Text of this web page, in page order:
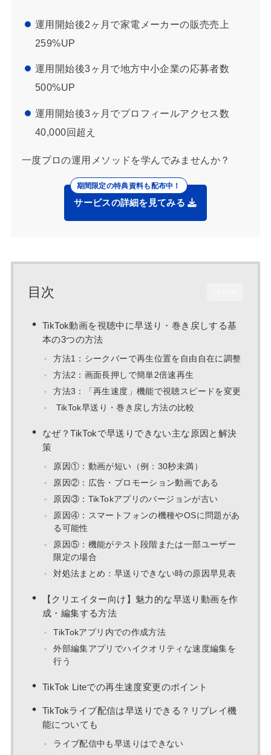
運用開始後2ヶ月で家電メーカーの販売売上
259%UP
運用開始後3ヶ月で地方中小企業の応募者数
500%UP
運用開始後3ヶ月でプロフィールアクセス数
40,000回超え
一度プロの運用メソッドを学んでみませんか？
サービスの詳細を見てみる
目次
TikTok動画を視聴中に早送り・巻き戻しする基
本の3つの方法
方法1：シークバーで再生位置を自由自在に調整
方法2：画面長押しで簡単2倍速再生
方法3：「再生速度」機能で視聴スピードを変更
TikTok早送り・巻き戻し方法の比較
なぜ？TikTokで早送りできない主な原因と解決
策
原因①：動画が短い（例：30秒未満）
原因②：広告・プロモーション動画である
原因③：TikTokアプリのバージョンが古い
原因④：スマートフォンの機種やOSに問題があ
る可能性
原因⑤：機能がテスト段階または一部ユーザー
限定の場合
対処法まとめ：早送りできない時の原因早見表
【クリエイター向け】魅力的な早送り動画を作
成・編集する方法
TikTokアプリ内での作成方法
外部編集アプリでハイクオリティな速度編集を
行う
TikTok Liteでの再生速度変更のポイント
TikTokライブ配信は早送りできる？リプレイ機
能についても
ライブ配信中も早送りはできない